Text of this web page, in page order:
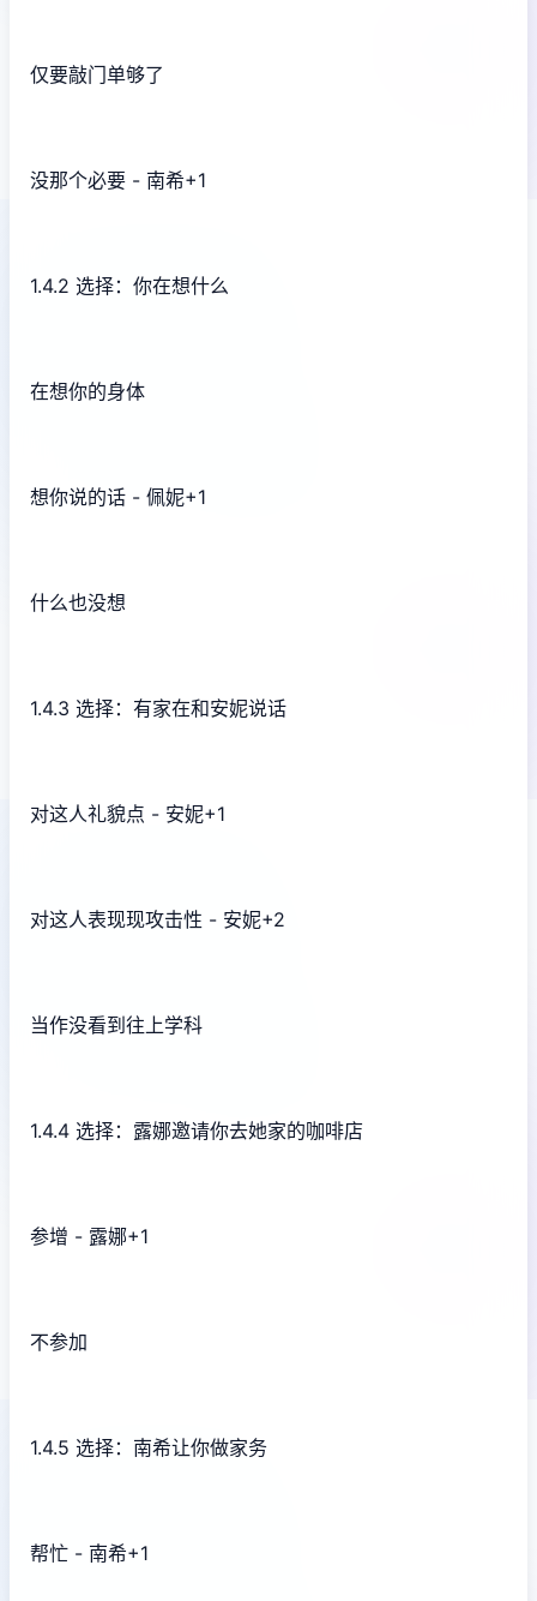
仅要敲门单够了
没那个必要 - 南希+1
1.4.2 选择：你在想什么
在想你的身体
想你说的话 - 佩妮+1
什么也没想
1.4.3 选择：有家在和安妮说话
对这人礼貌点 - 安妮+1
对这人表现现攻击性 - 安妮+2
当作没看到往上学科
1.4.4 选择：露娜邀请你去她家的咖啡店
参增 - 露娜+1
不参加
1.4.5 选择：南希让你做家务
帮忙 - 南希+1